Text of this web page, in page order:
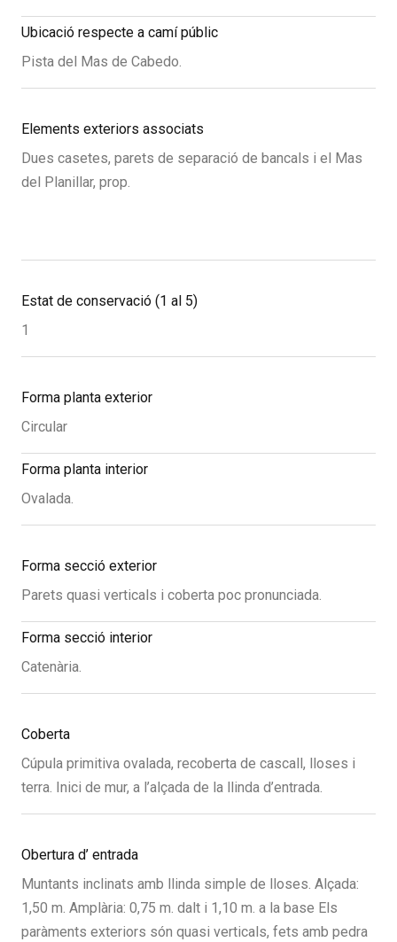
Ubicació respecte a camí públic
Pista del Mas de Cabedo.
Elements exteriors associats
Dues casetes, parets de separació de bancals i el Mas
del Planillar, prop.
Estat de conservació (1 al 5)
1
Forma planta exterior
Circular
Forma planta interior
Ovalada.
Forma secció exterior
Parets quasi verticals i coberta poc pronunciada.
Forma secció interior
Catenària.
Coberta
Cúpula primitiva ovalada, recoberta de cascall, lloses i
terra. Inici de mur, a l’alçada de la llinda d’entrada.
Obertura d’ entrada
Muntants inclinats amb llinda simple de lloses. Alçada:
1,50 m. Amplària: 0,75 m. dalt i 1,10 m. a la base Els
paràments exteriors són quasi verticals, fets amb pedra